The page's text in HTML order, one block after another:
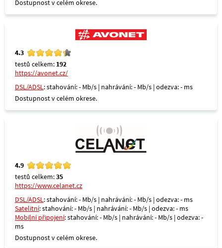
Dostupnost v celém okrese.
4.3
testů celkem: 192
https://avonet.cz/
DSL/ADSL: stahování: - Mb/s | nahrávání: - Mb/s | odezva: - ms
Dostupnost v celém okrese.
4.9
testů celkem:35
https://www.celanet.cz
DSL/ADSL: stahování: - Mb/s | nahrávání: - Mb/s | odezva: - ms
Satelitní: stahování: - Mb/s | nahrávání: - Mb/s | odezva: - ms
Mobilní připojení: stahování: - Mb/s | nahrávání: - Mb/s | odezva: -
ms
Dostupnost v celém okrese.